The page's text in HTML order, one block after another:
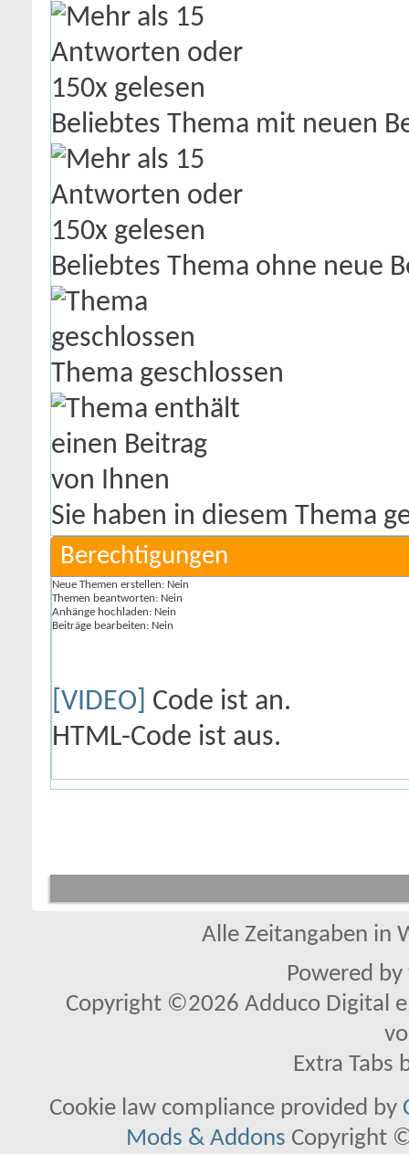
Beliebtes Thema mit neuen
Beliebtes Thema ohne neue
Thema geschlossen
Sie haben in diesem Thema
Berechtigungen
Neue Themen erstellen: Nein
Themen beantworten: Nein
Anhänge hochladen: Nein
Beiträge bearbeiten: Nein
[VIDEO] Code ist an.
HTML-Code ist aus.
Alle Zeitangaben in
Powered by
Copyright ©2026 Adduco Digital
Extra Tabs
Cookie law compliance provided by
Mods & Addons Copyright